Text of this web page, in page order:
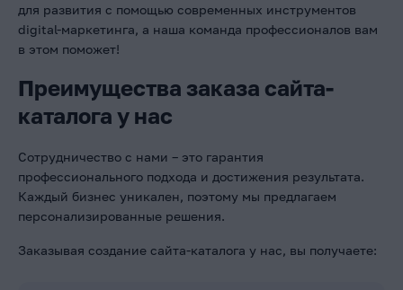
для развития с помощью современных инструментов
digital-маркетинга, а наша команда профессионалов вам
в этом поможет!
Преимущества заказа сайта-
каталога у нас
Сотрудничество с нами – это гарантия
профессионального подхода и достижения результата.
Каждый бизнес уникален, поэтому мы предлагаем
персонализированные решения.
Заказывая создание сайта-каталога у нас, вы получаете: